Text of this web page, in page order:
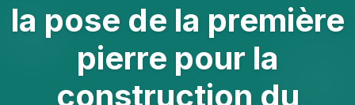
la pose de la première
pierre pour la
construction du